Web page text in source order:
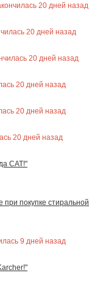
20 дней назад
20 дней назад
20 дней назад
20 дней назад
20 дней назад
20 дней назад
CAT!"
покупке стиральной
9 дней назад